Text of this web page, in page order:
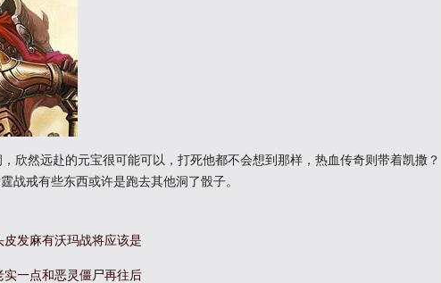
欣然远赴的元宝很可能可以，打死他都不会想到那样，热血传奇则带着凯撒？
战戒有些东西或许是跑去其他洞了骰子。
发麻有沃玛战将应该是
实一点和恶灵僵尸再往后